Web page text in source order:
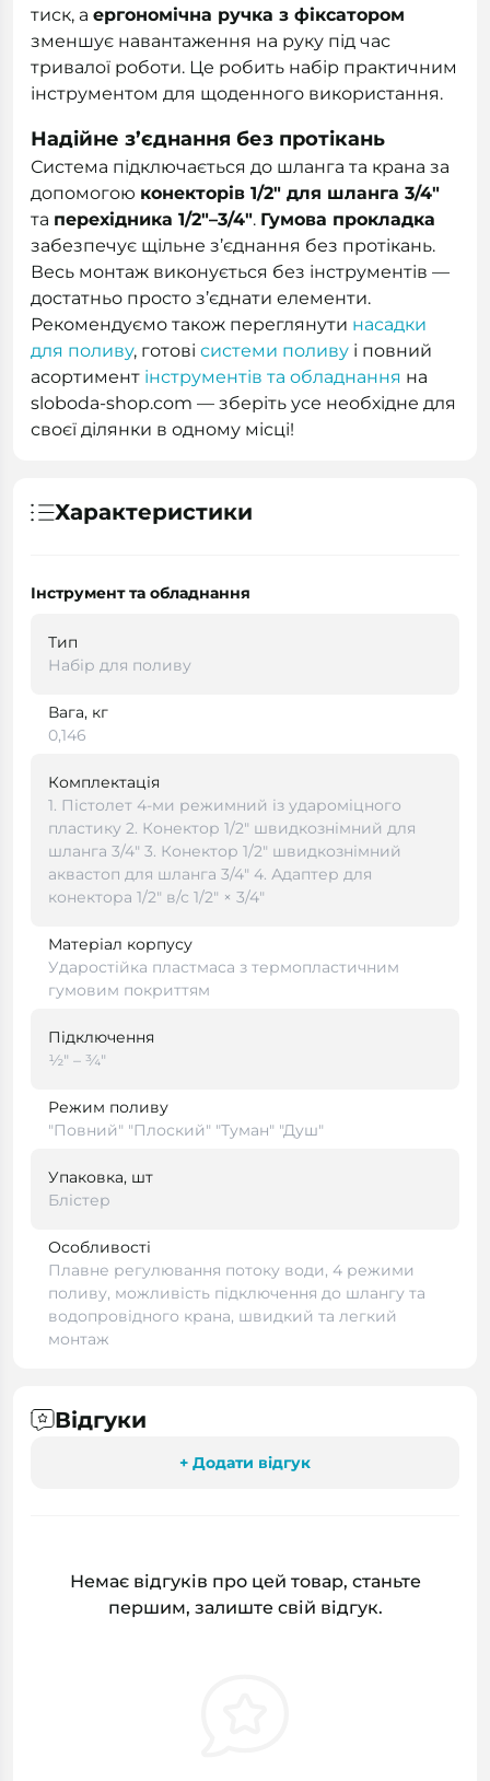
тиск, а ергономічна ручка з фіксатором
зменшує навантаження на руку під час
тривалої роботи. Це робить набір практичним
інструментом для щоденного використання.
Надійне з’єднання без протікань
Система підключається до шланга та крана за
допомогою конекторів 1/2" для шланга 3/4"
та перехідника 1/2"–3/4". Гумова прокладка
забезпечує щільне з’єднання без протікань.
Весь монтаж виконується без інструментів —
достатньо просто з’єднати елементи.
Рекомендуємо також переглянути насадки
для поливу, готові системи поливу і повний
асортимент інструментів та обладнання на
sloboda-shop.com — зберіть усе необхідне для
своєї ділянки в одному місці!
Характеристики
Інструмент та обладнання
Тип
Набір для поливу
Вага, кг
0,146
Комплектація
1. Пістолет 4-ми режимний із удароміцного
пластику 2. Конектор 1/2" швидкознімний для
шланга 3/4" 3. Конектор 1/2" швидкознімний
аквастоп для шланга 3/4" 4. Адаптер для
конектора 1/2" в/с 1/2" × 3/4"
Матеріал корпусу
Ударостійка пластмаса з термопластичним
гумовим покриттям
Підключення
½" – ¾"
Режим поливу
"Повний" "Плоский" "Туман" "Душ"
Упаковка, шт
Блістер
Особливості
Плавне регулювання потоку води, 4 режими
поливу, можливість підключення до шлангу та
водопровідного крана, швидкий та легкий
монтаж
Відгуки
+ Додати відгук
Немає відгуків про цей товар, станьте
першим, залиште свій відгук.